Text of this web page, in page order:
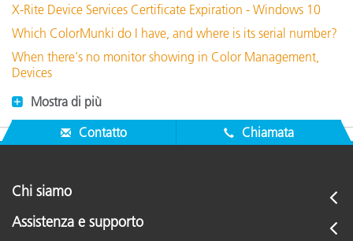
X-Rite Device Services Certificate Expiration - Windows 10
Which ColorMunki do I have, and where is its serial number?
When there's no monitor showing in Color Management,
Devices
Mostra di più
Contatto
Chiamata
Chi siamo
Assistenza e supporto